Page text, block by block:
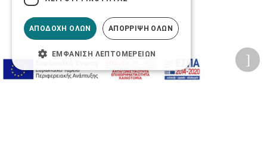
ΑΠΟΔΟΧΉ ΌΛΩΝ ΑΠΌΡΡΙΨΗ ΌΛΩΝ
ΕΜΦΆΝΙΣΗ ΛΕΠΤΟΜΕΡΕΙΏΝ